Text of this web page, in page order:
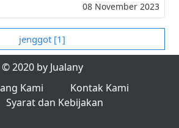
08 November 2023
jenggot [1]
© 2020 by Jualany
Kami
Kontak Kami
Syarat dan Kebijakan